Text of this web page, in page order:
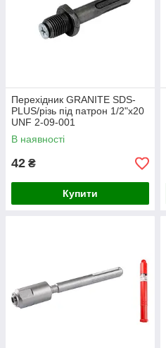
Перехідник GRANITE SDS-
PLUS/різь під патрон 1/2"х20
UNF 2-09-001
В наявності
42 ₴
Купити